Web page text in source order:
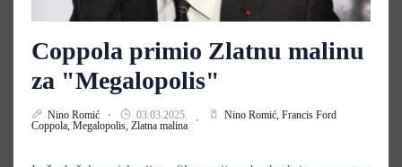
Coppola primio Zlatnu malinu
za "Megalopolis"
Nino Romić 03.03.2025. Nino Romić, Francis Ford
Coppola, Megalopolis, Zlatna malina